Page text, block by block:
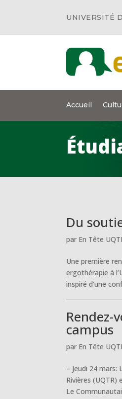
UNIVERSITÉ
Accueil
Du
par En Tête
Une première
ergothérapie à
inspiré d’une
Rendez-
campus
par En Tête
– Jeudi 24 mars:
Rivières
Le